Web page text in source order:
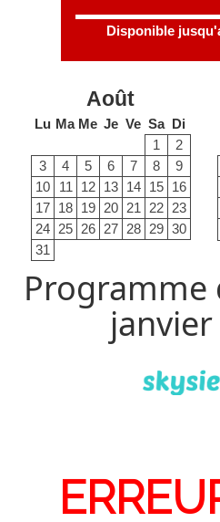
Disponible
Août
Lu Ma Me Je Ve Sa Di
1
2
3
4 5 6 7 8
9
10
11 12 13 14 15 16
17 18 19 20 21 22 23
24 25 26 27 28 29 30
31
Programme